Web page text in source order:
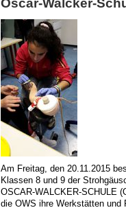
Am Freitag, den 20.11.2015
Klassen 8 und 9 der
OSCAR-WALCKER-SCHULE
die OWS ihre Werkstätten und